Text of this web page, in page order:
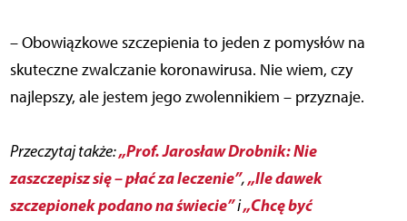
– Obowiązkowe szczepienia to jeden z pomysłów na
skuteczne zwalczanie koronawirusa. Nie wiem, czy
najlepszy, ale jestem jego zwolennikiem – przyznaje.
Przeczytaj także:„Prof. Jarosław Drobnik: Nie
zaszczepisz się – płać za leczenie”,„Ile dawek
szczepionek podano na świecie”i„Chcę być